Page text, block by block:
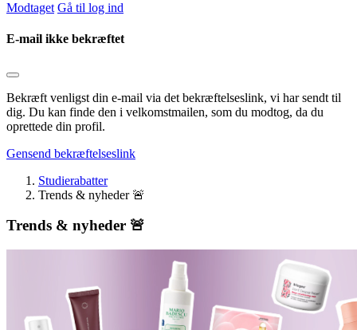
Modtaget Gå til log ind
E-mail ikke bekræftet
Bekræft venligst din e-mail via det bekræftelseslink, vi har sendt til
dig. Du kan finde den i velkomstmailen, som du modtog, da du
oprettede din profil.
Gensend bekræftelseslink
Studierabatter
Trends & nyheder 🚨
Trends & nyheder 🚨